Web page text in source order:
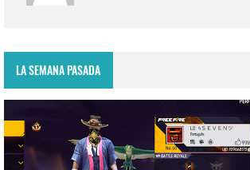
LA SEMANA PASADA